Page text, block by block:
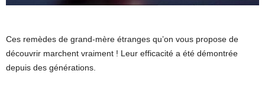
Ces remèdes de grand-mère étranges qu’on vous propose de
découvrir marchent vraiment ! Leur efficacité a été démontrée
depuis des générations.